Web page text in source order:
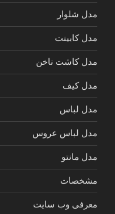
مدل شلوار
مدل کابینت
مدل کاشت ناخن
مدل کیف
مدل لباس
مدل لباس عروس
مدل مانتو
مشخصات
معرفی وب سایت